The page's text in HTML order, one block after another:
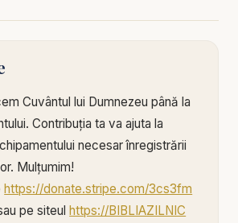
Cuvântul lui Dumnezeu până la
Contribuția ta va ajuta la
necesar înregistrării
Mulțumim!
https://donate.stripe.com/3cs3fm
pe siteulhttps://BIBLIAZILNIC